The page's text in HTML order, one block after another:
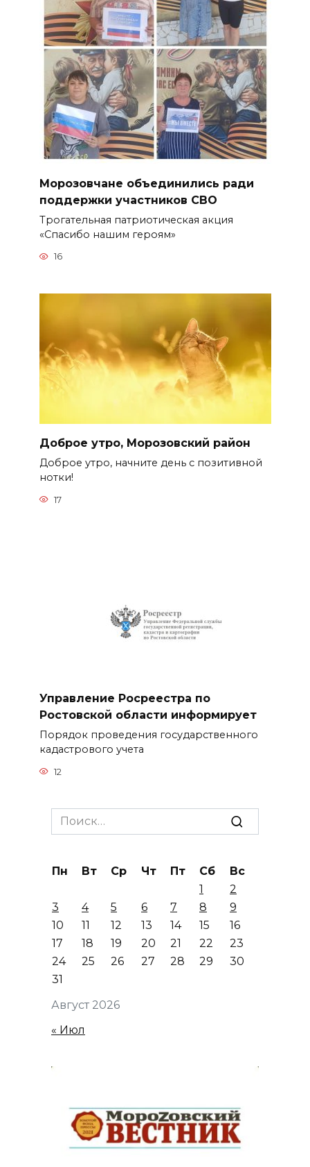
Морозовчане объединились ради
поддержки участников СВО
Трогательная патриотическая акция
«Спасибо нашим героям»
16
Доброе утро, Морозовский район
Доброе утро, начните день с позитивной
нотки!
17
Управление Росреестра по
Ростовской области информирует
Порядок проведения государственного
кадастрового учета
12
Search
for:
Август 2026
Пн Вт Ср Чт Пт Сб
Вс
1
2
3
4 5 6 7 8
9
10
11 12 13 14 15
16
17
18 19 20 21 22
23
24
25 26 27 28 29
30
31
« Июл